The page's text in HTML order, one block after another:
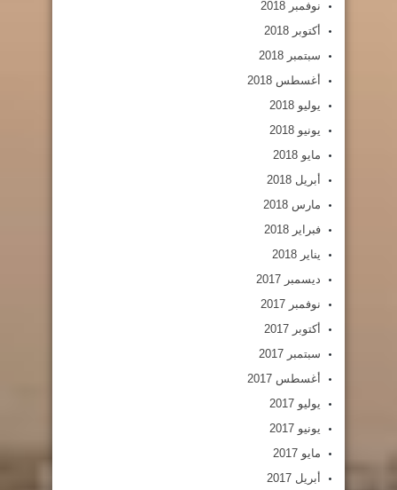
نوفمبر 2018
أكتوبر 2018
سبتمبر 2018
أغسطس 2018
يوليو 2018
يونيو 2018
مايو 2018
أبريل 2018
مارس 2018
فبراير 2018
يناير 2018
ديسمبر 2017
نوفمبر 2017
أكتوبر 2017
سبتمبر 2017
أغسطس 2017
يوليو 2017
يونيو 2017
مايو 2017
أبريل 2017